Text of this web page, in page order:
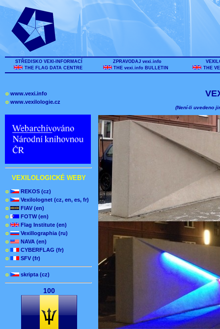
STŘEDISKO VEXI-INFORMACÍ
THE FLAG DATA CENTRE
ZPRAVODAJ vexi.info
THE vexi.info BULLETIN
THE
o www.vexi.info
o www.vexilologie.cz
VEXILOLOGICKÉ WEBY
o
REKOS (cz)
o
Vexilolognet (cz, en, es, fr)
o
FIAV (en)
o
FOTW (en)
o
Flag Institute (en)
o
Vexillographia (ru)
o
NAVA (en)
o
CYBERFLAG (fr)
o
SFV (fr)
o skripta (cz)
100
(Není-li uvedeno